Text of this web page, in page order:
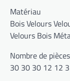
Matériau
Bois Velours
Velours Bois
Nombre de pièces
30 30 30 12 12 3